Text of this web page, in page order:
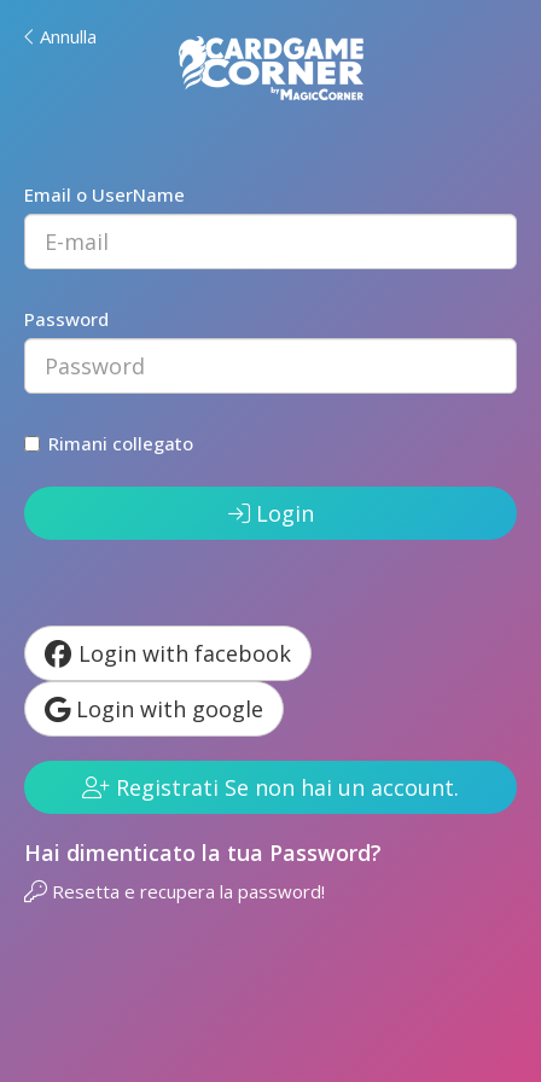
Annulla
Email o UserName
Password
Rimani collegato
Login
Login with facebook
Login with google
Registrati Se non hai un account.
Hai dimenticato la tua Password?
Resetta e recupera la password!